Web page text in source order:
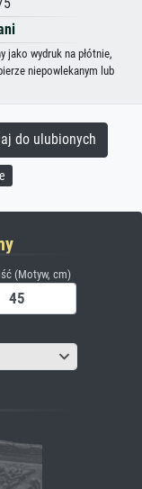
jako wydruk na płótnie,
niepowlekanym lub
do ulubionych
(Motyw, cm)